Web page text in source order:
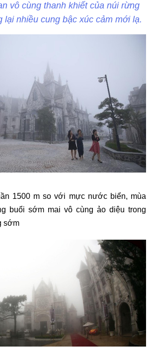
vô cùng thanh khiết của núi rừng
lại nhiều cung bậc xúc cảm mới lạ.
1500 m so với mực nước biển, mùa
buổi sớm mai vô cùng ảo diệu trong
sớm